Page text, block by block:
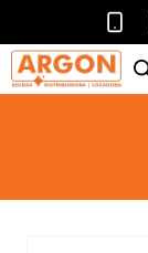
o
Conteúdo